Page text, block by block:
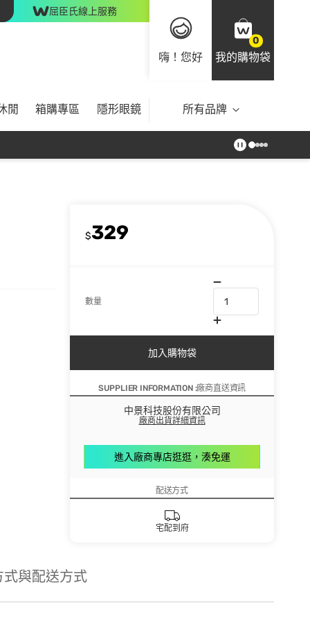
屈臣氏線上服務
嗨！您好
0
我的購物袋
閒 箱購專區 隱形眼鏡 所有品牌
$329
數量
加入購物袋
SUPPLIER INFORMATION :廠商直送資訊
中景科技股份有限公司
廠商出貨詳細資訊
進入廠商專店逛逛，湊免運
配送方式
宅配到府
式與配送方式